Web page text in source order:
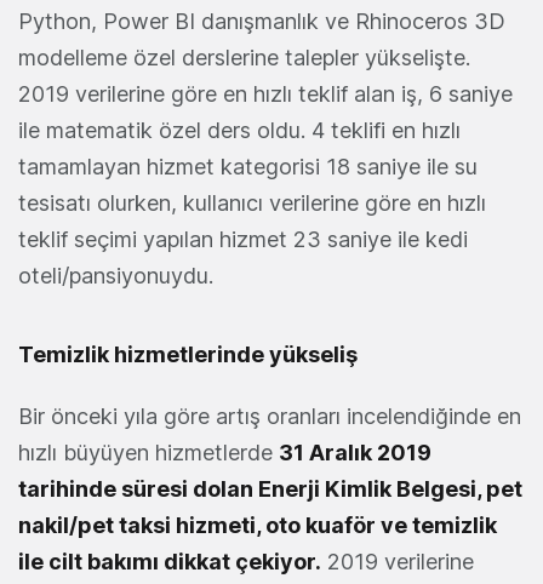
Python, Power BI danışmanlık ve Rhinoceros 3D
modelleme özel derslerine talepler yükselişte.
2019 verilerine göre en hızlı teklif alan iş, 6 saniye
ile matematik özel ders oldu. 4 teklifi en hızlı
tamamlayan hizmet kategorisi 18 saniye ile su
tesisatı olurken, kullanıcı verilerine göre en hızlı
teklif seçimi yapılan hizmet 23 saniye ile kedi
oteli/pansiyonuydu.
Temizlik hizmetlerinde yükseliş
Bir önceki yıla göre artış oranları incelendiğinde en
hızlı büyüyen hizmetlerde 31 Aralık 2019
tarihinde süresi dolan Enerji Kimlik Belgesi, pet
nakil/pet taksi hizmeti, oto kuaför ve temizlik
ile cilt bakımı dikkat çekiyor. 2019 verilerine